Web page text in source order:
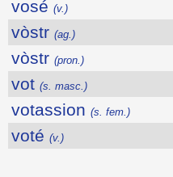
vosé (v.)
vòstr (ag.)
vòstr (pron.)
vot (s. masc.)
votassion (s. fem.)
voté (v.)